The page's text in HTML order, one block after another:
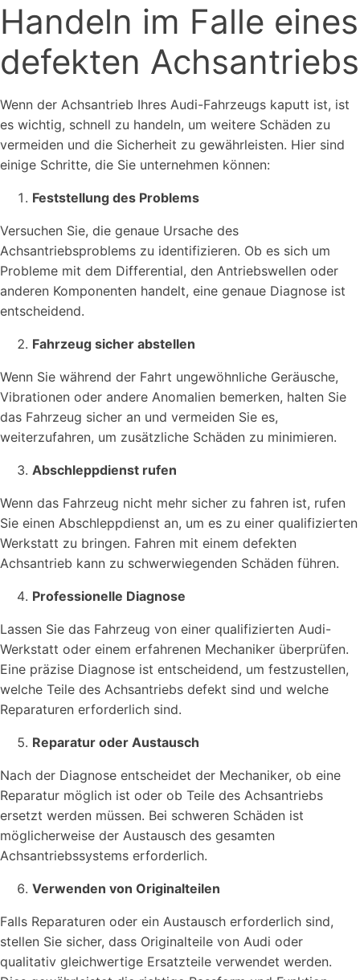
Handeln im Falle eines
defekten Achsantriebs
Wenn der Achsantrieb Ihres Audi-Fahrzeugs kaputt ist, ist
es wichtig, schnell zu handeln, um weitere Schäden zu
vermeiden und die Sicherheit zu gewährleisten. Hier sind
einige Schritte, die Sie unternehmen können:
Feststellung des Problems
Versuchen Sie, die genaue Ursache des
Achsantriebsproblems zu identifizieren. Ob es sich um
Probleme mit dem Differential, den Antriebswellen oder
anderen Komponenten handelt, eine genaue Diagnose ist
entscheidend.
Fahrzeug sicher abstellen
Wenn Sie während der Fahrt ungewöhnliche Geräusche,
Vibrationen oder andere Anomalien bemerken, halten Sie
das Fahrzeug sicher an und vermeiden Sie es,
weiterzufahren, um zusätzliche Schäden zu minimieren.
Abschleppdienst rufen
Wenn das Fahrzeug nicht mehr sicher zu fahren ist, rufen
Sie einen Abschleppdienst an, um es zu einer qualifizierten
Werkstatt zu bringen. Fahren mit einem defekten
Achsantrieb kann zu schwerwiegenden Schäden führen.
Professionelle Diagnose
Lassen Sie das Fahrzeug von einer qualifizierten Audi-
Werkstatt oder einem erfahrenen Mechaniker überprüfen.
Eine präzise Diagnose ist entscheidend, um festzustellen,
welche Teile des Achsantriebs defekt sind und welche
Reparaturen erforderlich sind.
Reparatur oder Austausch
Nach der Diagnose entscheidet der Mechaniker, ob eine
Reparatur möglich ist oder ob Teile des Achsantriebs
ersetzt werden müssen. Bei schweren Schäden ist
möglicherweise der Austausch des gesamten
Achsantriebssystems erforderlich.
Verwenden von Originalteilen
Falls Reparaturen oder ein Austausch erforderlich sind,
stellen Sie sicher, dass Originalteile von Audi oder
qualitativ gleichwertige Ersatzteile verwendet werden.